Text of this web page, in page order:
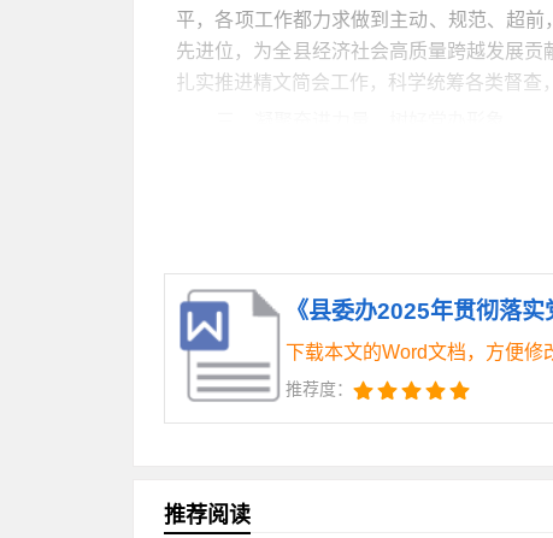
平，各项工作都力求做到主动、规范、超
先进位，为全县经济社会高质量跨越发展贡
扎实推进精文简会工作，科学统筹各类督查
立足县委办公室作为县委中枢机构和
夫。一是抓好干部理论武装。制定方案重
点、明确学习内容，切实做到参学对象精
个人自学和集中学习相结合、网络视频学
参照县委理论中心组进行的跟进学习，又
党校”等形式开展的常态化学习，营造了浓
次，讲授专题党课**次，开展主题党日活
时提醒，批评教育，做到抓早抓小、防微杜
《县委办2025年贯彻落
下载本文的Word文档，方便修
推荐度：
推荐阅读